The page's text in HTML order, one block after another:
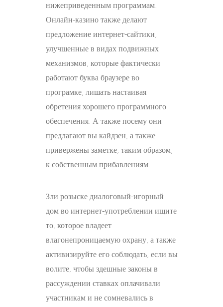
нижеприведенным программам.
Онлайн-казино также делают
предложение интернет-сайтики,
улучшенные в видах подвижных
механизмов, которые фактически
работают буква браузере во
програмке, лишать настаивая
обретения хорошего программного
обеспечения. А также посему они
предлагают вы кайдзен, а также
привержены заметке, таким образом,
к собственным прибавлениям.
Зли розыске диалоговый-игорный
дом во интернет-употреблении ищите
то, которое владеет
влагонепроницаемую охрану, а также
активизируйте его соблюдать, если вы
волите, чтобы здешные законы в
рассуждении ставках оплачивали
участникам и не сомневались в